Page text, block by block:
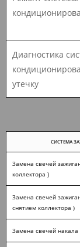
Диагностика
утечку
СИСТЕМА
Замена свечей
коллектора )
Замена свечей
снятием коллектора )
Замена свечей